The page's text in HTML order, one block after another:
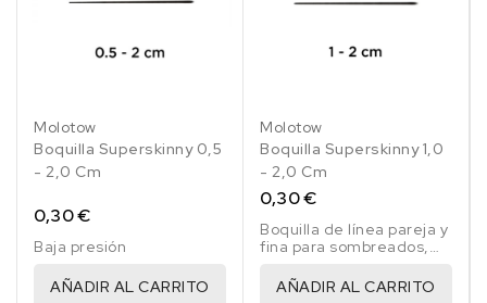
Molotow
Boquilla Superskinny 0,5
- 2,0 Cm
0,30 €
Baja presión
AÑADIR AL CARRITO
Molotow
Boquilla Superskinny 1,0
- 2,0 Cm
0,30 €
Boquilla de línea pareja y
fina para sombreados,
AÑADIR AL CARRITO